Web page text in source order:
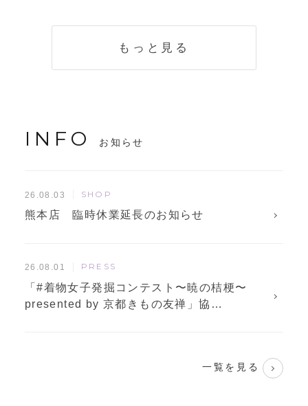
もっと見る
INFO お知らせ
26.08.03 SHOP
熊本店 臨時休業延長のお知らせ
26.08.01 PRESS
「#着物女子発掘コンテスト〜暁の桔梗〜
presented by 京都きもの友禅」協…
一覧を見る